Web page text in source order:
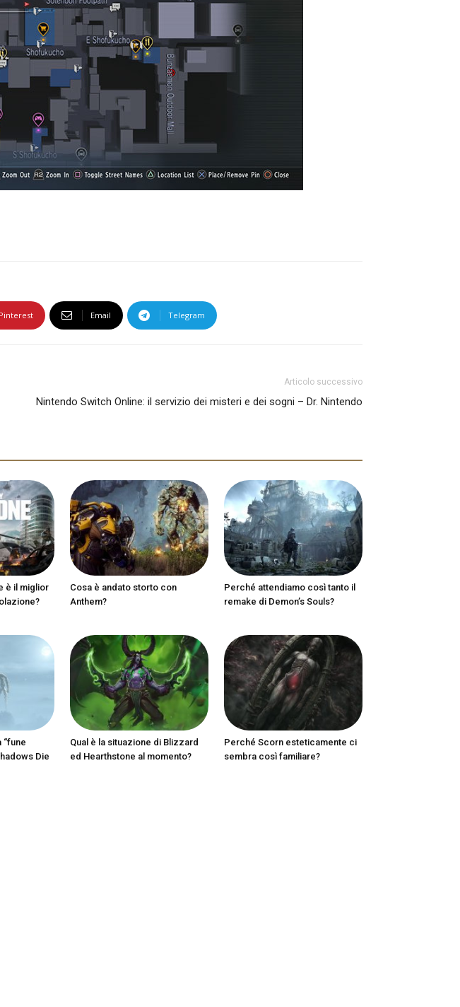
Pinterest Email Telegram
Articolo successivo
Nintendo Switch Online: il servizio dei misteri e dei sogni – Dr. Nintendo
è il miglior
Cosa è andato storto con
Anthem?
Perché attendiamo così tanto il
remake di Demon’s Souls?
“fune
Die
Qual è la situazione di Blizzard
ed Hearthstone al momento?
Perché Scorn esteticamente ci
sembra così familiare?